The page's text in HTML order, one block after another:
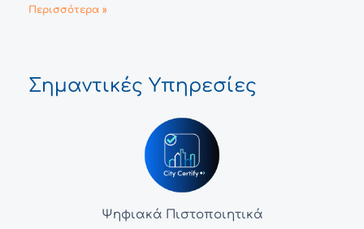
Περισσότερα »
Σημαντικές Υπηρεσίες
Ψηφιακά Πιστοποιητικά